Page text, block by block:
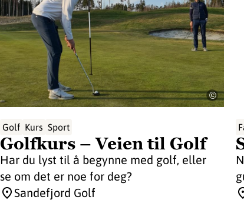
©
Golf Kurs Sport
Golfkurs – Veien til Golf
Har du lyst til å begynne med golf, eller
se om det er noe for deg?
Sandefjord Golf